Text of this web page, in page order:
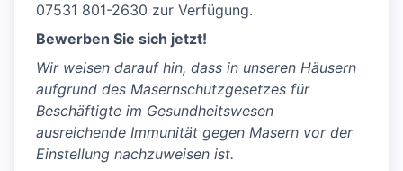
07531 801-2630 zur Verfügung.
Bewerben Sie sich jetzt!
Wir weisen darauf hin, dass in unseren Häusern
aufgrund des Masernschutzgesetzes für
Beschäftigte im Gesundheitswesen
ausreichende Immunität gegen Masern vor der
Einstellung nachzuweisen ist.